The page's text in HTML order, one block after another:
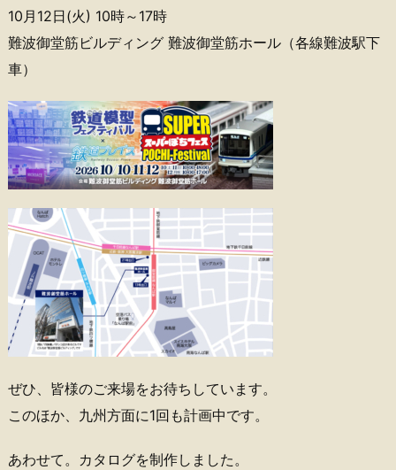
10月12日(火) 10時～17時
難波御堂筋ビルディング 難波御堂筋ホール（各線難波駅下
車）
ぜひ、皆様のご来場をお待ちしています。
このほか、九州方面に1回も計画中です。
あわせて。カタログを制作しました。